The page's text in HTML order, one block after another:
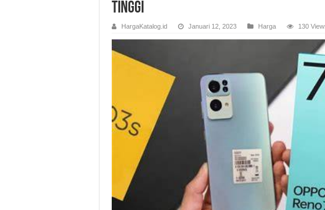
Tinggi
HargaKatalog.id Januari 12, 2023 Harga 130